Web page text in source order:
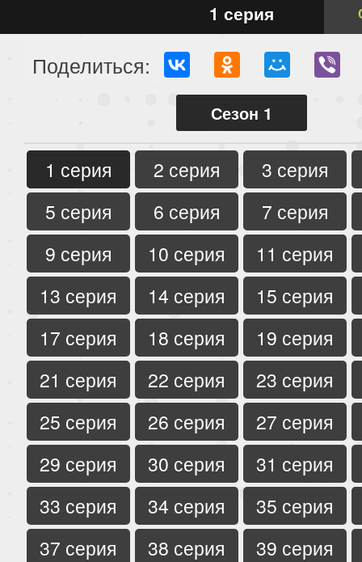
1 серия
Поделиться:
Сезон 1
1 серия 2 серия
3 серия
5 серия
6 серия
7 серия
9 серия
10 серия
11 серия
13 серия
14 серия
15 серия
17 серия
18 серия
19 серия
21 серия
22 серия
23 серия
25 серия
26 серия
27 серия
29 серия
30 серия
31 серия
33 серия
34 серия
35 серия
37 серия
38 серия
39 серия